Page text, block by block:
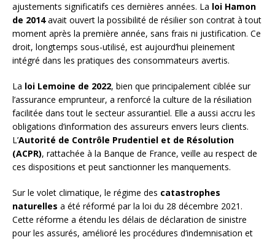
ajustements significatifs ces dernières années. La loi Hamon
de 2014avait ouvert la possibilité de résilier son contrat à tout
moment après la première année, sans frais ni justification. Ce
droit, longtemps sous-utilisé, est aujourd’hui pleinement
intégré dans les pratiques des consommateurs avertis.
La loi Lemoine de 2022, bien que principalement ciblée sur
l’assurance emprunteur, a renforcé la culture de la résiliation
facilitée dans tout le secteur assurantiel. Elle a aussi accru les
obligations d’information des assureurs envers leurs clients.
L’Autorité de Contrôle Prudentiel et de Résolution
(ACPR), rattachée à la Banque de France, veille au respect de
ces dispositions et peut sanctionner les manquements.
Sur le volet climatique, le régime des catastrophes
naturelles a été réformé par la loi du 28 décembre 2021.
Cette réforme a étendu les délais de déclaration de sinistre
pour les assurés, amélioré les procédures d’indemnisation et